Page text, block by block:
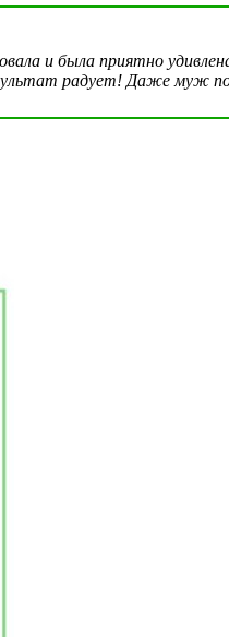
и была приятно
радует! Даже муж